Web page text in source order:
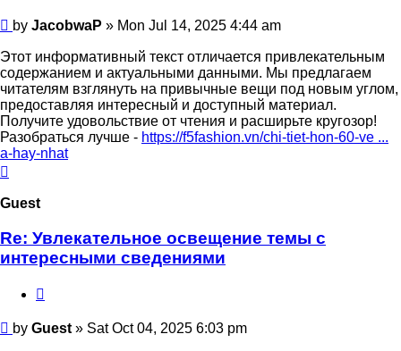
Post
by JacobwaP » Mon Jul 14, 2025 4:44 am
Этот информативный текст отличается привлекательным
содержанием и актуальными данными. Мы предлагаем
читателям взглянуть на привычные вещи под новым углом,
предоставляя интересный и доступный материал.
Получите удовольствие от чтения и расширьте кругозор!
Разобраться лучше - https://f5fashion.vn/chi-tiet-hon-60-ve ...
a-hay-nhat
Guest
Re: Увлекательное освещение темы с
интересными сведениями
Post
by Guest» Sat Oct 04, 2025 6:03 pm